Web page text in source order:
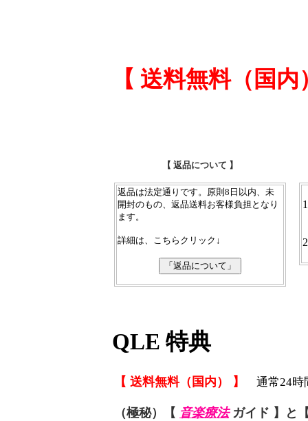
【 送料無料（国内
【 返品について 】
返品は法定通りです。原則8日以内、未
開封のもの、返品送料お客様負担となり
ます。
詳細は、こちらクリック↓
QLE 特典
【 送料無料（国内） 】 通常24時
（極秘）【 音楽療法ガイド 】と